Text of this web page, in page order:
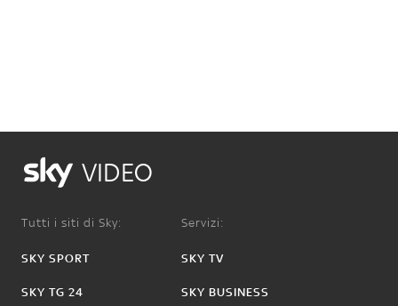
VIDEO
Tutti i siti di Sky:
SKY SPORT
SKY TG 24
Servizi:
SKY TV
SKY BUSINESS